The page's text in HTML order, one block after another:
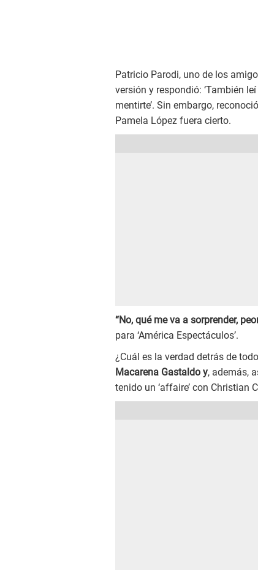
Patricio Parodi, uno de los
versión y respondió: ‘También
mentirte’. Sin embargo,
Pamela López fuera cierto.
“No, qué me va a sorprender,
para ‘América Espectáculos’.
¿Cuál es la verdad detrás de
Macarena Gastaldo y, además,
tenido un ‘affaire’ con Christian